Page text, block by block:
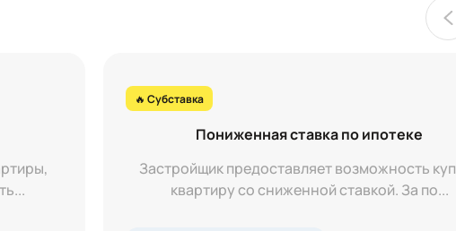
🔥 Субставка
Пониженная ставка по ипотеке
Застройщик предоставляет возможность
квартиру со сниженной ставкой. За по...